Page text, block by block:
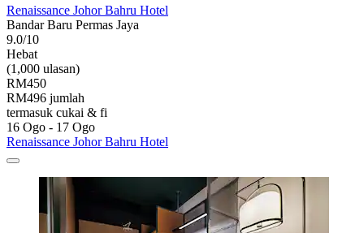
Renaissance Johor Bahru Hotel
Bandar Baru Permas Jaya
9.0/10
Hebat
(1,000 ulasan)
RM450
RM496 jumlah
termasuk cukai & fi
16 Ogo - 17 Ogo
Renaissance Johor Bahru Hotel